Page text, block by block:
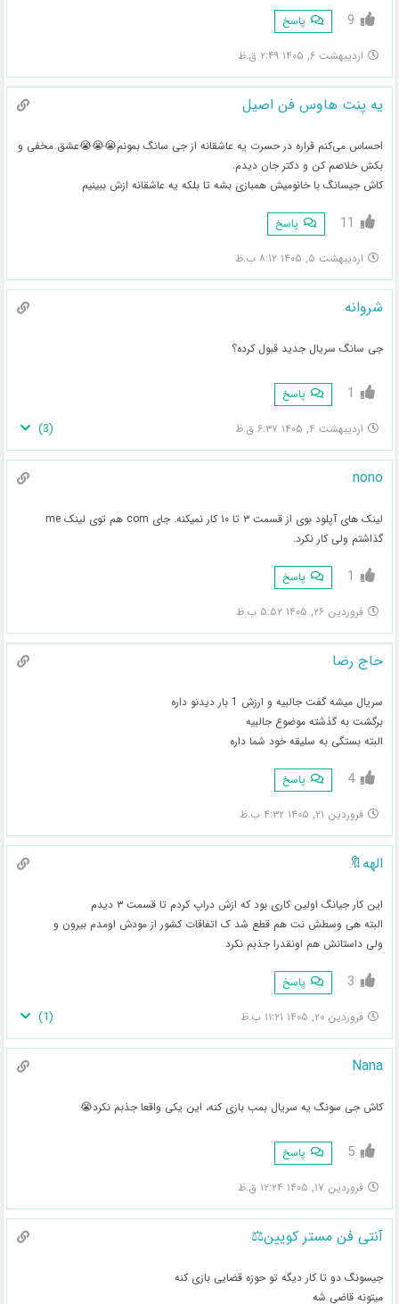
9 پاسخ
اردیبهشت ۶, ۱۴۰۵ ۲:۴۹ ق.ظ
یه پنت هاوس فن اصیل
احساس می‌کنم قراره در حسرت یه عاشقانه از جی سانگ بمونم😭😭😭عشق مخفی و
بکش خلاصم کن و دکتر جان دیدم.
کاش جیسانگ با خانومیش همبازی بشه تا بلکه یه عاشقانه ازش ببینیم
11 پاسخ
اردیبهشت ۵, ۱۴۰۵ ۸:۱۲ ب.ظ
شروانه
جی سانگ سریال جدید قبول کرده؟
1 پاسخ
اردیبهشت ۴, ۱۴۰۵ ۶:۳۷ ق.ظ (
3
)
nono
لینک های آپلود بوی از قسمت ۳ تا ۱۰ کار نمیکنه. جای com هم توی لینک me
گذاشتم ولی کار نکرد.
1 پاسخ
فروردین ۲۶, ۱۴۰۵ ۵:۵۲ ب.ظ
حاج رضا
سریال میشه گفت جالبیه و ارزش 1 بار دیدنو داره
برگشت به گذشته موضوع جالبیه
البته بستگی به سلیقه خود شما داره
4 پاسخ
فروردین ۲۱, ۱۴۰۵ ۴:۳۲ ب.ظ
الهه🔖
این کار جیانگ اولین کاری بود که ازش دراپ کردم تا قسمت ۳ دیدم
البته هی وسطش نت هم قطع شد ک اتفاقات کشور از مودش اومدم بیرون و
ولی داستانش هم اونقدرا جذبم نکرد
3 پاسخ
فروردین ۲۰, ۱۴۰۵ ۱۱:۲۱ ب.ظ (
1
)
Nana
کاش جی سونگ یه سریال بمب بازی کنه، این یکی واقعا جذبم نکرد😭
5 پاسخ
فروردین ۱۷, ۱۴۰۵ ۱۲:۲۴ ق.ظ
آنتی فن مستر کویین⚖️
جیسونگ دو تا کار دیگه تو حوزه قضایی بازی کنه
میتونه قاضی شه